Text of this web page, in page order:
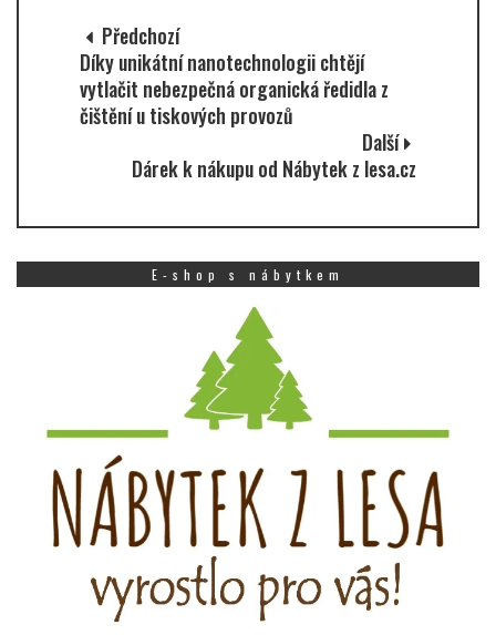
Předchozí
Díky unikátní nanotechnologii chtějí
vytlačit nebezpečná organická ředidla z
čištění u tiskových provozů
Další
Dárek k nákupu od Nábytek z lesa.cz
E-shop s nábytkem